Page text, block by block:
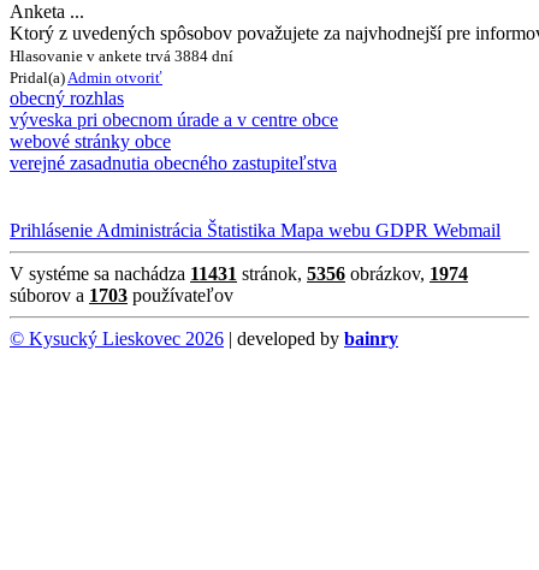
Anketa ...
Ktorý z uvedených spôsobov považujete za najvhodnejší pre
Hlasovanie v ankete trvá 3884 dní
Pridal(a)Admin otvoriť
obecný rozhlas
výveska pri obecnom úrade a v centre obce
webové stránky obce
verejné zasadnutia obecného zastupiteľstva
Prihlásenie Administrácia Štatistika Mapa webu GDPR Webmail
V systéme sa nachádza 11431 stránok, 5356 obrázkov, 1974
súborov a 1703 používateľov
© Kysucký Lieskovec 2026 | developed by bainry